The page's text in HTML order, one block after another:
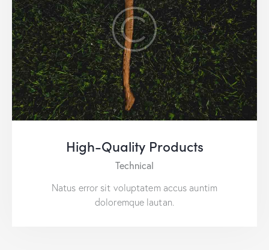
High-Quality Products
Technical
Natus error sit voluptatem accus auntim
doloremque lautan.